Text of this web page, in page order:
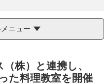
ニュー
（株）と連携し、
た料理教室を開催